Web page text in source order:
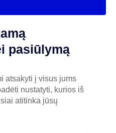
pasiūlymą
atsakyti į visus jums
nustatyti, kurios iš
atitinka jūsų